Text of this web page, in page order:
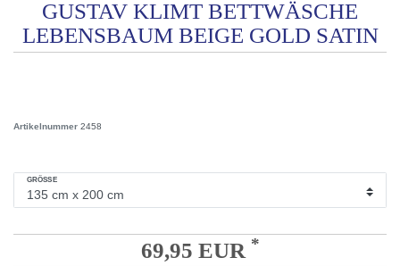
GUSTAV KLIMT BETTWÄSCHE
LEBENSBAUM BEIGE GOLD SATIN
Artikelnummer 2458
GRÖSSE
69,95 EUR *